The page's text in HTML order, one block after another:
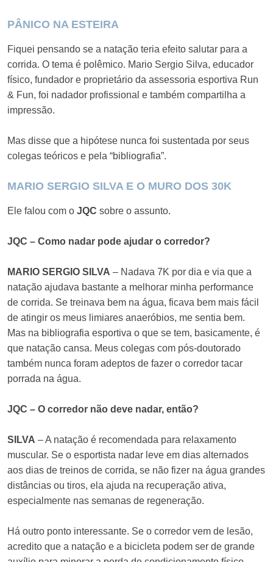
PÂNICO NA ESTEIRA
Fiquei pensando se a natação teria efeito salutar para a
corrida. O tema é polêmico. Mario Sergio Silva, educador
físico, fundador e proprietário da assessoria esportiva Run
& Fun, foi nadador profissional e também compartilha a
impressão.
Mas disse que a hipótese nunca foi sustentada por seus
colegas teóricos e pela “bibliografia”.
MARIO SERGIO SILVA E O MURO DOS 30K
Ele falou com oJQC sobre o assunto.
JQC – Como nadar pode ajudar o corredor?
MARIO SERGIO SILVA – Nadava 7K por dia e via que a
natação ajudava bastante a melhorar minha performance
de corrida. Se treinava bem na água, ficava bem mais fácil
de atingir os meus limiares anaeróbios, me sentia bem.
Mas na bibliografia esportiva o que se tem, basicamente, é
que natação cansa. Meus colegas com pós-doutorado
também nunca foram adeptos de fazer o corredor tacar
porrada na água.
JQC – O corredor não deve nadar, então?
SILVA – A natação é recomendada para relaxamento
muscular. Se o esportista nadar leve em dias alternados
aos dias de treinos de corrida, se não fizer na água grandes
distâncias ou tiros, ela ajuda na recuperação ativa,
especialmente nas semanas de regeneração.
Há outro ponto interessante. Se o corredor vem de lesão,
acredito que a natação e a bicicleta podem ser de grande